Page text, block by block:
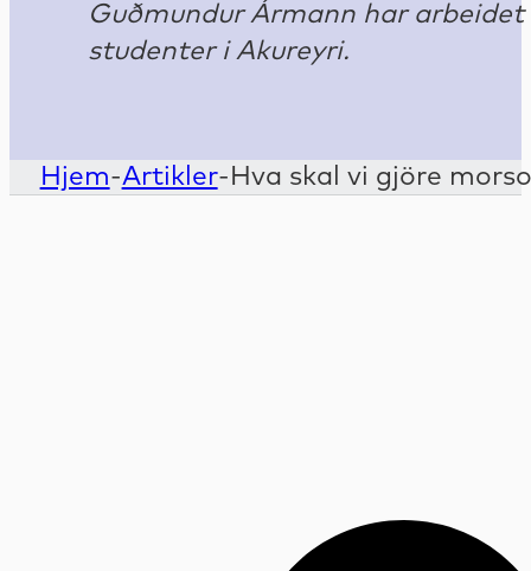
Guðmundur Ármann har
studenter i Akureyri.
Hjem-Artikler- Hva skal vi gjöre